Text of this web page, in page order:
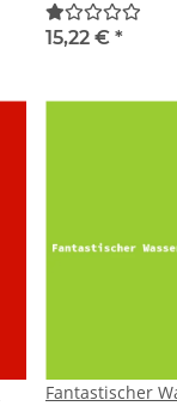
15,22 € *
Fantastischer